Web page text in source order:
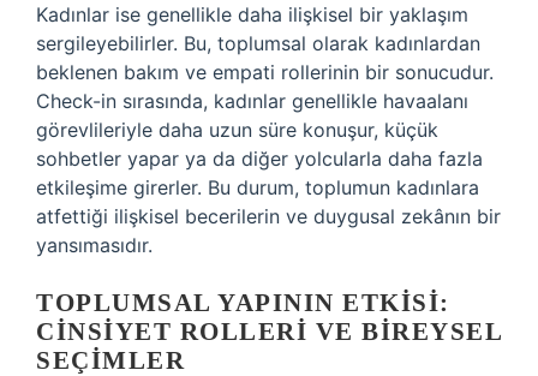
Kadınlar ise genellikle daha ilişkisel bir yaklaşım
sergileyebilirler. Bu, toplumsal olarak kadınlardan
beklenen bakım ve empati rollerinin bir sonucudur.
Check-in sırasında, kadınlar genellikle havaalanı
görevlileriyle daha uzun süre konuşur, küçük
sohbetler yapar ya da diğer yolcularla daha fazla
etkileşime girerler. Bu durum, toplumun kadınlara
atfettiği ilişkisel becerilerin ve duygusal zekânın bir
yansımasıdır.
TOPLUMSAL YAPININ ETKISI:
CINSIYET ROLLERI VE BIREYSEL
SEÇIMLER